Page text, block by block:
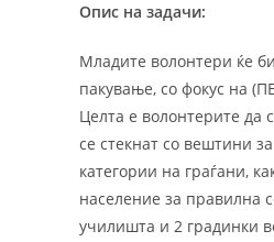
Опис на задачи:
Младите волонтери ќе
пакување, со фокус на
Целта е волонтерите да
се стекнат со вештини
категории на граѓани,
население за правилна
училишта и 2 градинки